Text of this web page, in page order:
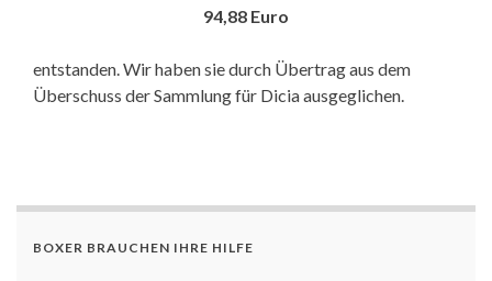
94,88 Euro
entstanden. Wir haben sie durch Übertrag aus dem
Überschuss der Sammlung für Dicia ausgeglichen.
BOXER BRAUCHEN IHRE HILFE